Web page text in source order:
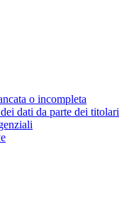
o incompleta
dati da parte dei titolari